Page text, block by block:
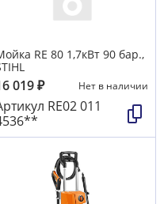
RE 80 1,7кВт 90 бар.,
019₽ Нет в наличии
RE02 011